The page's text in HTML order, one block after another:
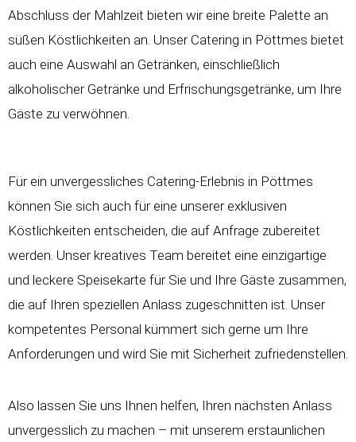
Abschluss der Mahlzeit bieten wir eine breite Palette an
süßen Köstlichkeiten an. Unser Catering in Pöttmes bietet
auch eine Auswahl an Getränken, einschließlich
alkoholischer Getränke und Erfrischungsgetränke, um Ihre
Gäste zu verwöhnen.
Für ein unvergessliches Catering-Erlebnis in Pöttmes
können Sie sich auch für eine unserer exklusiven
Köstlichkeiten entscheiden, die auf Anfrage zubereitet
werden. Unser kreatives Team bereitet eine einzigartige
und leckere Speisekarte für Sie und Ihre Gäste zusammen,
die auf Ihren speziellen Anlass zugeschnitten ist. Unser
kompetentes Personal kümmert sich gerne um Ihre
Anforderungen und wird Sie mit Sicherheit zufriedenstellen.
Also lassen Sie uns Ihnen helfen, Ihren nächsten Anlass
unvergesslich zu machen – mit unserem erstaunlichen